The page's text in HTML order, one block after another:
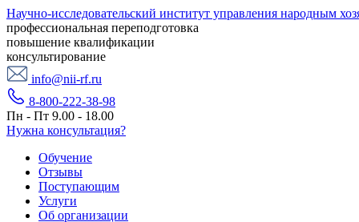
Научно-исследовательский институт управления народным
профессиональная переподготовка
повышение квалификации
консультирование
info@nii-rf.ru
8-800-222-38-98
Пн - Пт 9.00 - 18.00
Нужна консультация?
Обучение
Отзывы
Поступающим
Услуги
Об организации